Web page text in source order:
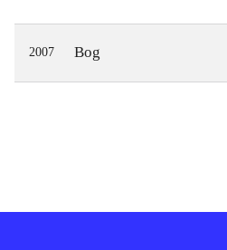
2007 Bog